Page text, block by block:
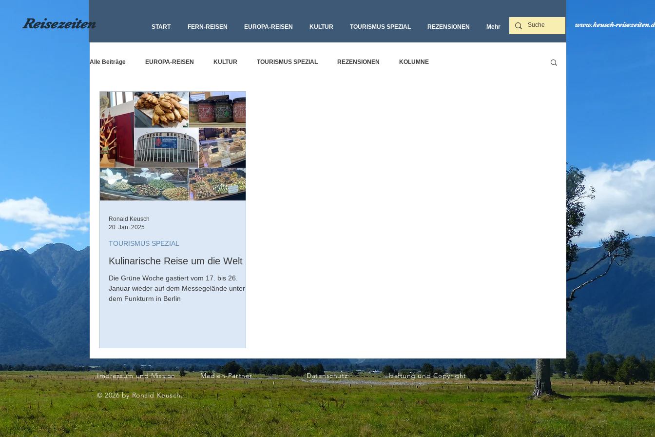
Reisezeiten START FERN-REISEN EUROPA-REISEN KULTUR TOURISMUS SPEZIAL REZENSIONEN Mehr‎ www.keusch-
Alle Beiträge EUROPA-REISEN KULTUR TOURISMUS SPEZIAL REZENSIONEN KOLUMNE
Kulinarische Reise um die Welt
Die Grüne Woche gastiert vom 17. bis 26.
Januar wieder auf dem Messegelände unter
dem Funkturm in Berlin
TOURISMUS SPEZIAL
Ronald Keusch
20. Jan. 2025
Impressum und Mission Medien-Partner Datenschutz Haftung und Copyright
© 2026 by Ronald Keusch.